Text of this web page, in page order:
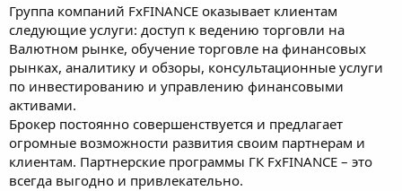
Группа компаний FxFINANCE оказывает клиентам
следующие услуги: доступ к ведению торговли на
Валютном рынке, обучение торговле на финансовых
рынках, аналитику и обзоры, консультационные услуги
по инвестированию и управлению финансовыми
активами.
Брокер постоянно совершенствуется и предлагает
огромные возможности развития своим партнерам и
клиентам. Партнерские программы ГК FxFINANCE – это
всегда выгодно и привлекательно.